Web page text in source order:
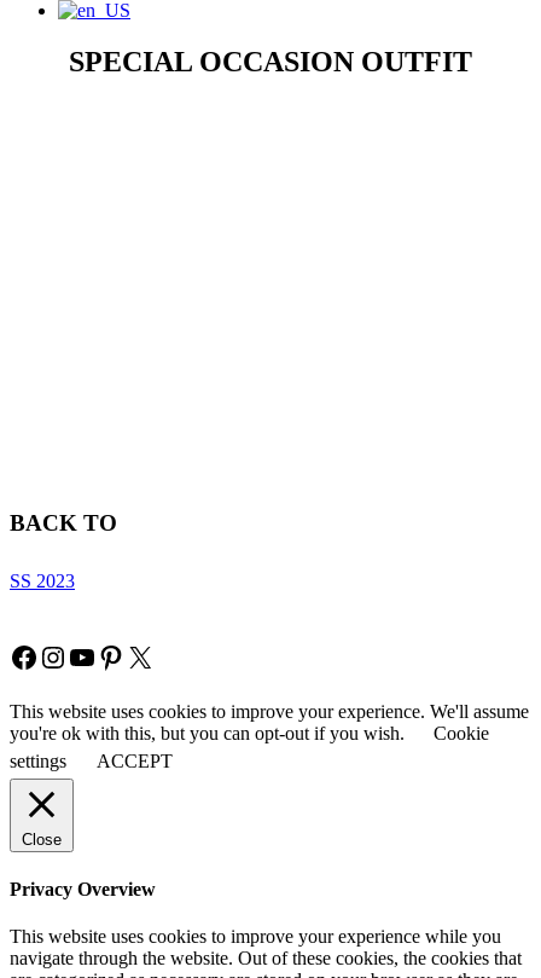
SPECIAL OCCASION OUTFIT
BACK TO
SS 2023
Facebook
Instagram
YouTube
Pinterest
X
This website uses cookies to improve your experience. We'll assume
you're ok with this, but you can opt-out if you wish.
Cookie
settings
ACCEPT
Close
Privacy Overview
This website uses cookies to improve your experience while you
navigate through the website. Out of these cookies, the cookies that